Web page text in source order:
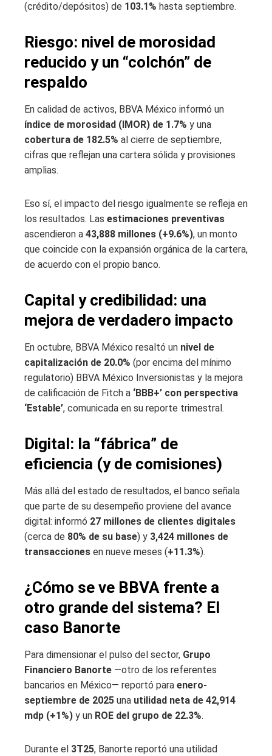
(crédito/depósitos) de 103.1% hasta septiembre.
Riesgo: nivel de morosidad
reducido y un “colchón” de
respaldo
En calidad de activos, BBVA México informó un
índice de morosidad (IMOR) de 1.7% y una
cobertura de 182.5% al cierre de septiembre,
cifras que reflejan una cartera sólida y provisiones
amplias.
Eso sí, el impacto del riesgo igualmente se refleja en
los resultados. Las estimaciones preventivas
ascendieron a 43,888 millones (+9.6%), un monto
que coincide con la expansión orgánica de la cartera,
de acuerdo con el propio banco.
Capital y credibilidad: una
mejora de verdadero impacto
En octubre, BBVA México resaltó un nivel de
capitalización de 20.0% (por encima del mínimo
regulatorio) BBVA México Inversionistas y la mejora
de calificación de Fitch a ‘BBB+’ con perspectiva
‘Estable’, comunicada en su reporte trimestral.
Digital: la “fábrica” de
eficiencia (y de comisiones)
Más allá del estado de resultados, el banco señala
que parte de su desempeño proviene del avance
digital: informó 27 millones de clientes digitales
(cerca de 80% de su base) y 3,424 millones de
transacciones en nueve meses (+11.3%).
¿Cómo se ve BBVA frente a
otro grande del sistema? El
caso Banorte
Para dimensionar el pulso del sector, Grupo
Financiero Banorte —otro de los referentes
bancarios en México— reportó para enero-
septiembre de 2025 una utilidad neta de 42,914
mdp (+1%) y un ROE del grupo de 22.3%.
Durante el 3T25, Banorte reportó una utilidad